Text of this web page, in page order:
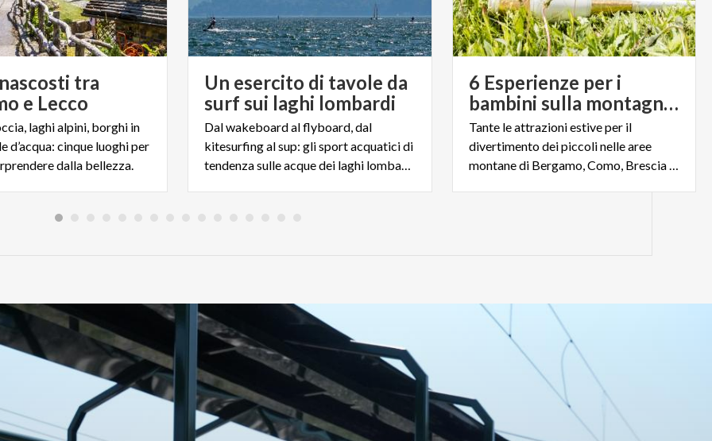
tra
e Lecco
laghi alpini, borghi in
d’acqua: cinque luoghi per
dalla bellezza.
Un esercito di tavole da
surf sui laghi lombardi
Dal wakeboard al flyboard, dal
kitesurfing al sup: gli sport acquatici di
tendenza sulle acque dei laghi lombardi
6 Esperienze per i
bambini sulla montagna lombarda
Tante le attrazioni estive per il
divertimento dei piccoli nelle aree
montane di Bergamo, Como, Brescia e Valtellina